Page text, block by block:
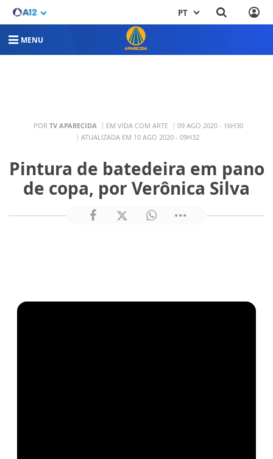
PT
MENU
POR TV APARECIDA EM VIDA COM ARTE
09 AGO 2020 - 16H30
ATUALIZADA EM 10 AGO 2020 - 09H32
Pintura de batedeira em pano
de copa, por Verônica Silva